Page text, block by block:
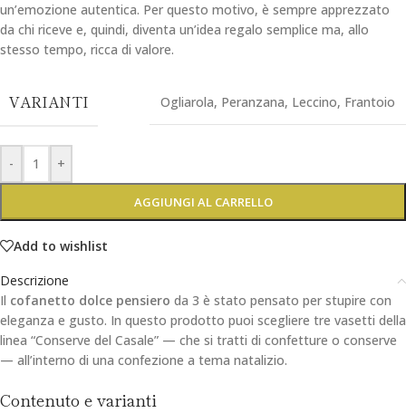
un’emozione autentica. Per questo motivo, è sempre apprezzato
da chi riceve e, quindi, diventa un’idea regalo semplice ma, allo
stesso tempo, ricca di valore.
VARIANTI Ogliarola, Peranzana, Leccino, Frantoio
- +
AGGIUNGI AL CARRELLO
Add to wishlist
Descrizione
Il cofanetto dolce pensiero da 3 è stato pensato per stupire con
eleganza e gusto. In questo prodotto puoi scegliere tre vasetti della
linea “Conserve del Casale” — che si tratti di confetture o conserve
— all’interno di una confezione a tema natalizio.
Contenuto e varianti